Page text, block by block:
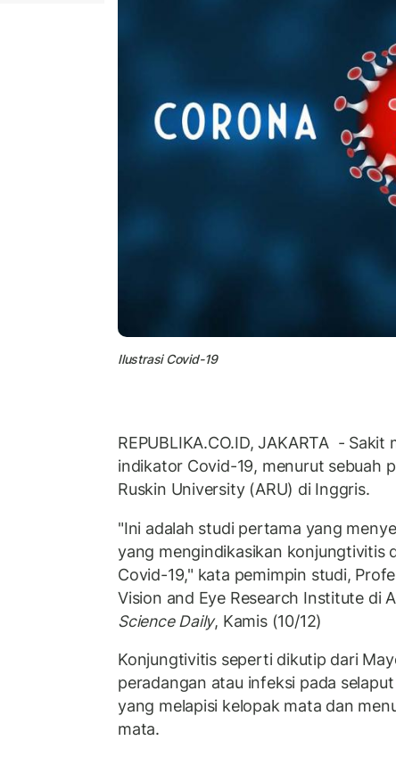
Ilustrasi Covid-19
REPUBLIKA.CO.ID, JAKARTA -
indikator Covid-19, menurut sebuah
Ruskin University (ARU) di Inggris.
"Ini adalah studi pertama yang
yang mengindikasikan konjungtivitis
Covid-19," kata pemimpin studi,
Vision and Eye Research Institute di
Science Daily, Kamis (10/12)
Konjungtivitis seperti dikutip dari
peradangan atau infeksi pada
yang melapisi kelopak mata dan
mata.